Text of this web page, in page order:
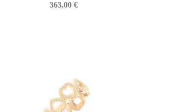
363,00€